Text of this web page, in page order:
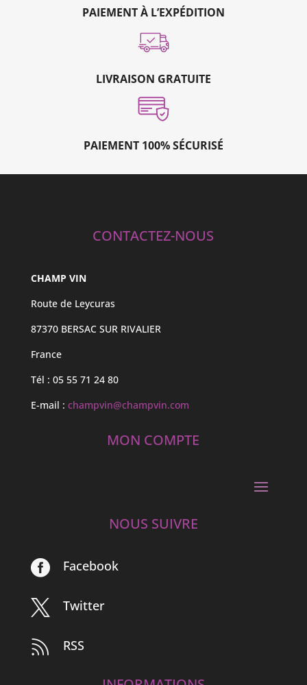
PAIEMENT À L’EXPÉDITION
LIVRAISON GRATUITE
PAIEMENT 100% SÉCURISÉ
CONTACTEZ-NOUS
CHAMP VIN
Route de Leycuras
87370 BERSAC SUR RIVALIER
France
Tél : 05 55 71 24 80
E-mail : champvin@champvin.com
MON COMPTE
NOUS SUIVRE
 Facebook
 Twitter
 RSS